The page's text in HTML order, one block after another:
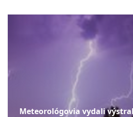
Meteorológovia vydali